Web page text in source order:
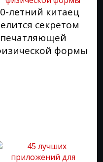
летний китаец
секретом
формы